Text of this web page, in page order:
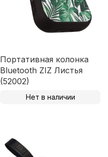
Портативная колонка
Bluetooth ZIZ Листья
(52002)
Нет в наличии